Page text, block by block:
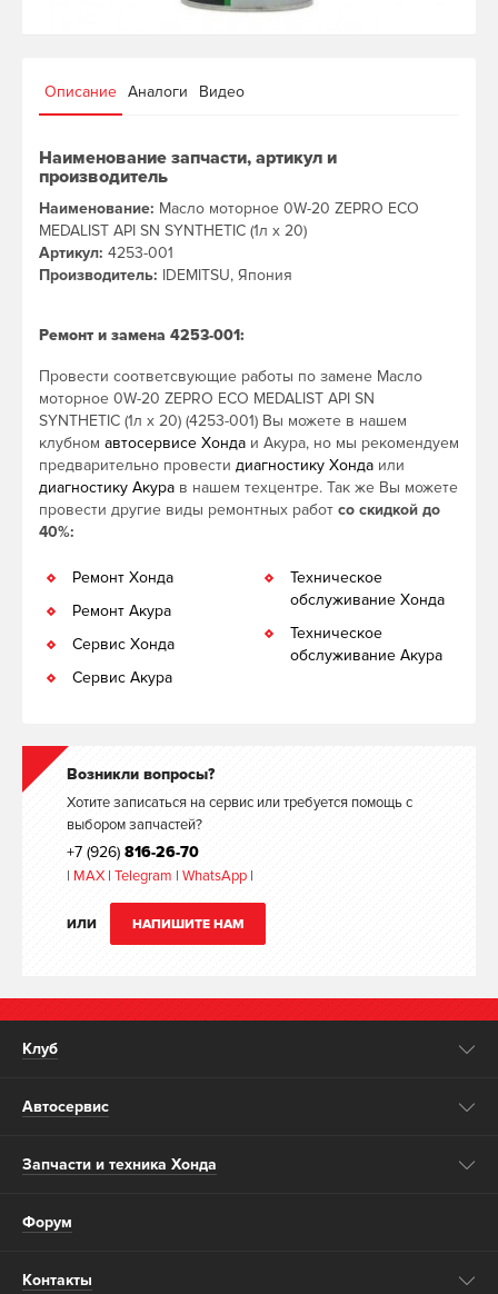
Описание Аналоги Видео
Наименование запчасти, артикул и
производитель
Наименование: Масло моторное 0W-20 ZEPRO ECO
MEDALIST API SN SYNTHETIC (1л х 20)
Артикул: 4253-001
Производитель: IDEMITSU, Япония
Ремонт и замена 4253-001:
Провести соответсвующие работы по замене Масло
моторное 0W-20 ZEPRO ECO MEDALIST API SN
SYNTHETIC (1л х 20) (4253-001) Вы можете в нашем
клубном автосервисе Хонда и Акура, но мы рекомендуем
предварительно провести диагностику Хонда или
диагностику Акура в нашем техцентре. Так же Вы можете
провести другие виды ремонтных работ со скидкой до
40%:
Ремонт Хонда
Ремонт Акура
Сервис Хонда
Сервис Акура
Техническое
обслуживание Хонда
Техническое
обслуживание Акура
Возникли вопросы?
Хотите записаться на сервис или требуется помощь с
выбором запчастей?
+7 (926) 816-26-70
| MAX | Telegram | WhatsApp |
ИЛИ НАПИШИТЕ НАМ
Клуб
Автосервис
Запчасти и техника Хонда
Форум
Контакты